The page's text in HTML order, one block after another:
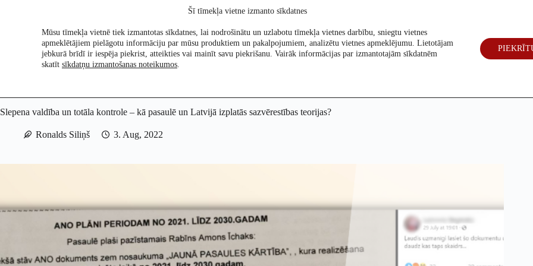
Pētījumi Re:Check Par mums Vēlēšanas 2026
Slepena valdība un totāla kontrole – kā pasaulē un Latvijā izplatās sazvērestības teorijas?
Ronalds Siliņš 3. Aug, 2022
Šī tīmekļa vietne izmanto sīkdatnes
Mūsu tīmekļa vietnē tiek izmantotas sīkdatnes, lai nodrošinātu un uzlabotu tīmekļa vietnes darbību, sniegtu vietnes
apmeklētājiem pielāgotu informāciju par mūsu produktiem un pakalpojumiem, analizētu vietnes apmeklējumu. Lietotājam
jebkurā brīdī ir iespēja piekrist, atteikties vai mainīt savu piekrišanu. Vairāk informācijas par izmantotajām sīkdatnēm
skatīt sīkdatņu izmantošanas noteikumos.